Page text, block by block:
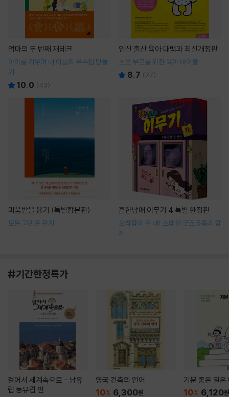
엄마의 두 번째 재테크
아이를 키우며 내 이름의 부수입 만들
기
10.0 (43)
임신 출산 육아 대백과 최신개정판
초보 부모를 위한 육아 바이블
8.7 ( 27)
미움받을 용기 (특별합본판)
모든 고민은 관계
흔한남매 이무기 4 특별 한정판
오싹함이 두 배! 스페셜 굿즈 6종과 함
께
#기간한정특가
걸어서 세계속으로 - 남유
럽 동유럽 편
영국 건축의 언어
10% 6,300원
기분 좋은 일은
10% 6,120원